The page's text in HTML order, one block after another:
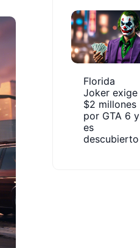
Florida
Joker exige
$2 millones
por GTA 6 y
es
descubierto